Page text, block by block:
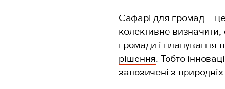
Сафарі для громад –
колективно
громади і планування
рішення. Тобто
запозичені з